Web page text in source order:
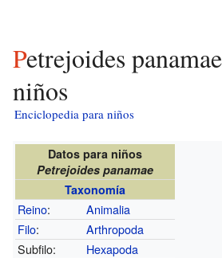
Petrejoides panamae para
niños
Enciclopedia para niños
Datos para niños
Petrejoides panamae
Taxonomía
Reino:
Animalia
Filo:
Arthropoda
Subfilo:
Hexapoda